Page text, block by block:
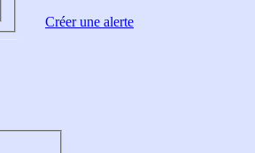
Créer une alerte